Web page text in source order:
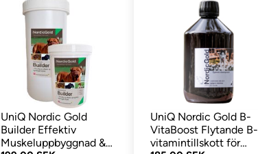
UniQ Nordic Gold
Builder Effektiv
Muskeluppbyggnad &
UniQ Nordic Gold B-
VitaBoost Flytande B-
vitamintillskott för